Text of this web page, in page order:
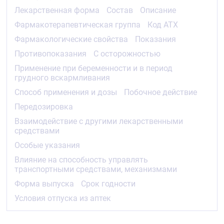
При планировании беременности или при её
немедленно прекратить прием препарата и
назначить другую гипотензивную терапию.
ингибиторов АПФ у беременных не проводилось.
Имеющиеся ограниченные данные о воздействии
препарата в первом триместре беременности
свидетельствуют, что препарат не приводил к
порокам развития, связанным с
фетотоксичностью.
Не следует применять препарат Нолипрел® А Би-
форте в I триместре беременности. Нолипрел® А
Би-форте противопоказан во II и III триместрах
беременности.
Известно, что длительное воздействие
беременности может приводить к нарушению его
развития (снижение функции почек,
олигогидрамнион, замедление оссификации костей
Лекарственная форма
Состав
Описание
Фармакотерапевтическая группа
Код АТХ
Фармакологические свойства
Показания
Противопоказания
С осторожностью
Применение при беременности и в период
грудного вскармливания
Способ применения и дозы
Побочное действие
Передозировка
Взаимодействие с другими лекарственными
средствами
Особые указания
Влияние на способность управлять
транспортными средствами, механизмами
Форма выпуска
Срок годности
Условия отпуска из аптек